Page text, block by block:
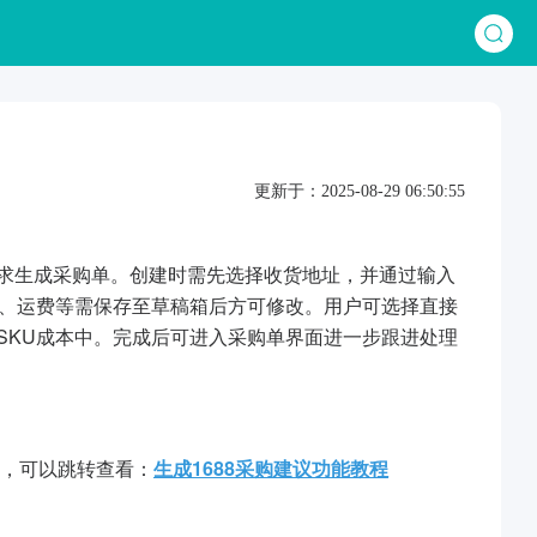
更新于：2025-08-29 06:50:55
生成采购单。创建时需先选择收货地址，并通过输入
运费等需保存至草稿箱后方可修改。用户可选择直接
成本中。完成后可进入采购单界面进一步跟进处理
可以跳转查看： 生成1688采购建议功能教程